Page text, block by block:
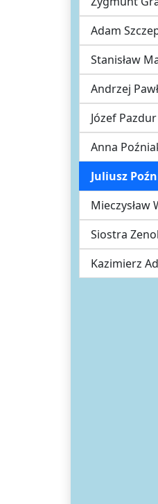
Adam
Stanisław
Andrzej
Józef Pazdur
Anna
Juliusz
Mieczysław
Siostra
Kazimierz